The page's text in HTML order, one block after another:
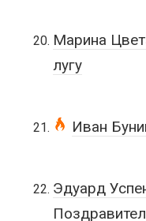
Марина
лугу
Иван
Эдуард